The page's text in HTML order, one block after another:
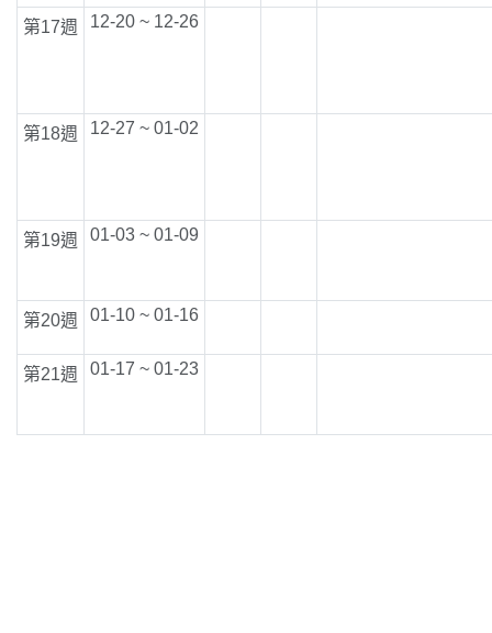
第17週 12-20 ~ 12-26
第18週 12-27 ~ 01-02
第19週 01-03 ~ 01-09
第20週 01-10 ~ 01-16
第21週 01-17 ~ 01-23